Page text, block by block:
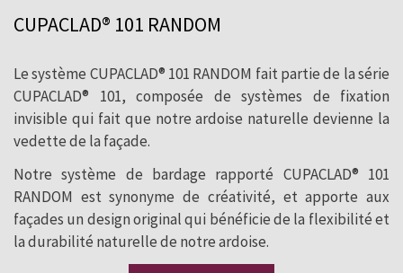
l’ardoise en bardage par une subtile
résulte une composition créative et
dynamique.
CUPACLAD® 101 RANDOM
Le système CUPACLAD® 101 RANDOM fait partie de la série
CUPACLAD® 101, composée de systèmes de fixation
invisible qui fait que notre ardoise naturelle devienne la
vedette de la façade.
Notre système de bardage rapporté CUPACLAD® 101
RANDOM est synonyme de créativité, et apporte aux
façades un design original qui bénéficie de la flexibilité et
la durabilité naturelle de notre ardoise.